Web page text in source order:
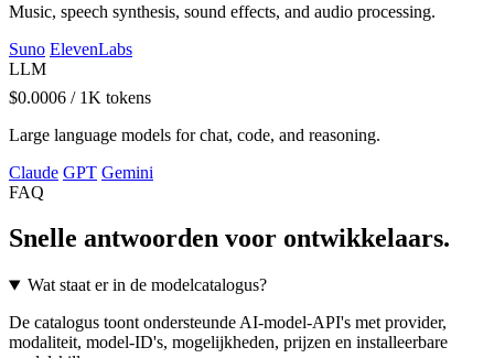
Music, speech synthesis, sound effects, and audio processing.
Suno ElevenLabs
LLM
$0.0006 / 1K tokens
Large language models for chat, code, and reasoning.
Claude GPT Gemini
FAQ
Snelle antwoorden voor ontwikkelaars.
Wat staat er in de modelcatalogus?
De catalogus toont ondersteunde AI-model-API's met provider,
modaliteit, model-ID's, mogelijkheden, prijzen en installeerbare